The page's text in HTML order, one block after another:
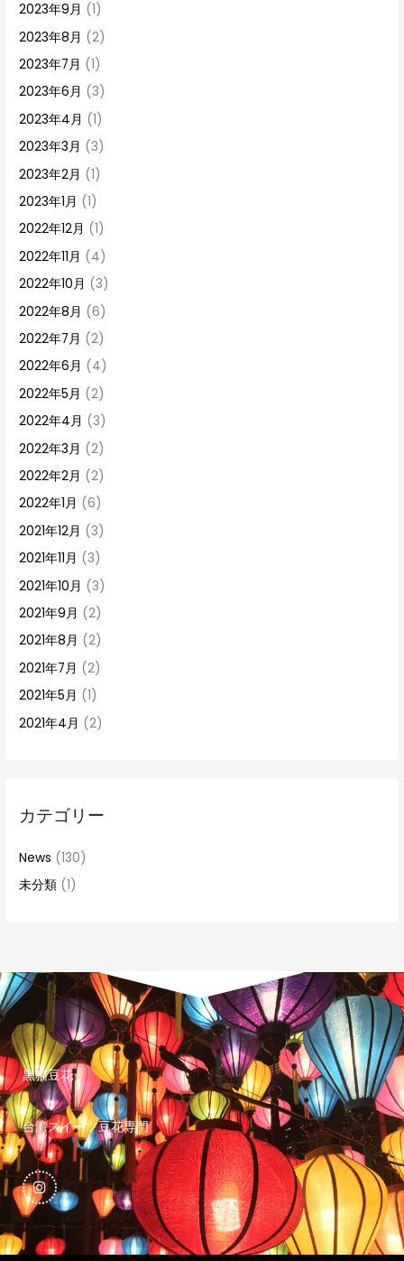
2023年9月 (1)
2023年8月 (2)
2023年7月 (1)
2023年6月 (3)
2023年4月 (1)
2023年3月 (3)
2023年2月 (1)
2023年1月 (1)
2022年12月 (1)
2022年11月 (4)
2022年10月 (3)
2022年8月 (6)
2022年7月 (2)
2022年6月 (4)
2022年5月 (2)
2022年4月 (3)
2022年3月 (2)
2022年2月 (2)
2022年1月 (6)
2021年12月 (3)
2021年11月 (3)
2021年10月 (3)
2021年9月 (2)
2021年8月 (2)
2021年7月 (2)
2021年5月 (1)
2021年4月 (2)
カテゴリー
News (130)
未分類 (1)
黒猫豆花
台湾スイーツ豆花専門
I
n
s
t
g
r
a